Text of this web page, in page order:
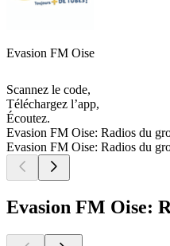
Evasion FM Oise
Scannez le code,
Téléchargez l’app,
Écoutez.
Evasion FM Oise: Radios du
Evasion FM Oise: Radios du
Evasion FM Oise: